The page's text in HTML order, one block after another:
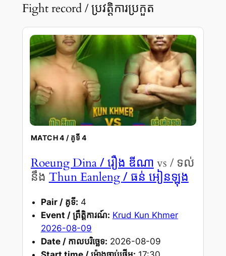
Fight record / ប្រវត្តិការប្រកួត
MATCH 4 / គូទី 4
Roeung Dina/ រឿង ឌីណា vs / ទល់
នឹង Thun Eanleng/ ធន់ អៀនឡុង
Pair / គូទី: 4
Event / ព្រឹត្តិការណ៍: Krud Kun Khmer
2026-08-09
Date / កាលបរិច្ឆេទ: 2026-08-09